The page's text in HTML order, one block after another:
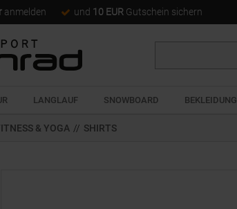
anmelden und 10 EUR Gutschein sichern
LANGLAUF SNOWBOARD BEKLEIDUNG
& YOGA // SHIRTS